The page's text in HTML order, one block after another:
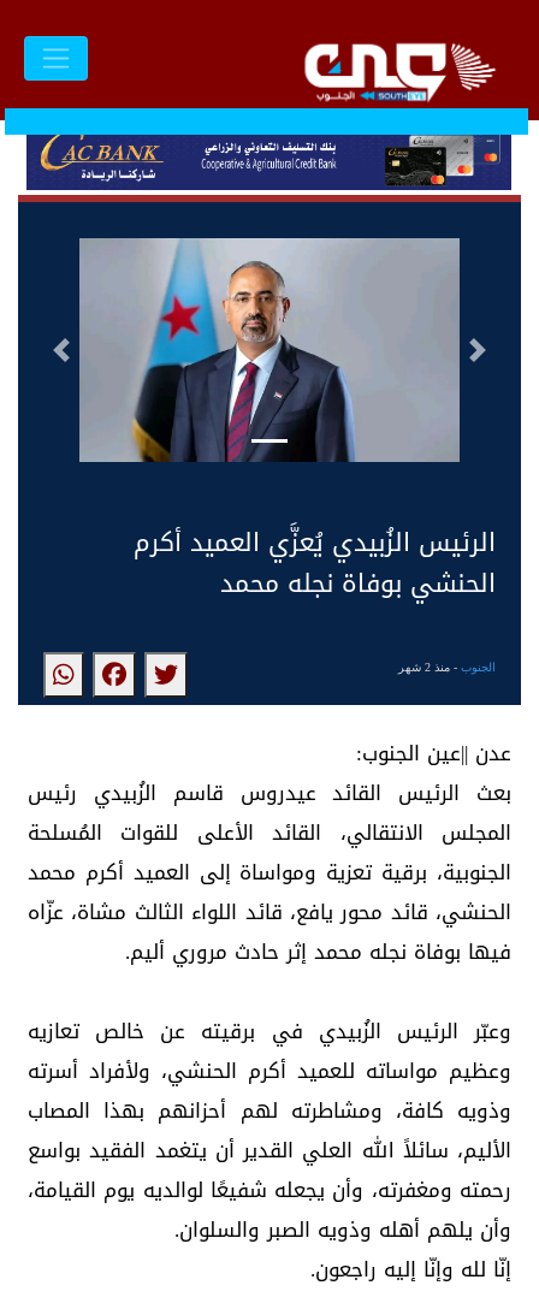
التالى السابق
الرئيس الزُبيدي يُعزَّي العميد أكرم
الحنشي بوفاة نجله محمد
الجنوب- منذ 2 شهر
عدن ||عين الجنوب:
بعث الرئيس القائد عيدروس قاسم الزُبيدي رئيس
المجلس الانتقالي، القائد الأعلى للقوات المُسلحة
الجنوبية، برقية تعزية ومواساة إلى العميد أكرم محمد
الحنشي، قائد محور يافع، قائد اللواء الثالث مشاة، عزّاه
فيها بوفاة نجله محمد إثر حادث مروري أليم.
وعبّر الرئيس الزُبيدي في برقيته عن خالص تعازيه
وعظيم مواساته للعميد أكرم الحنشي، ولأفراد أسرته
وذويه كافة، ومشاطرته لهم أحزانهم بهذا المصاب
الأليم، سائلاً الله العلي القدير أن يتغمد الفقيد بواسع
رحمته ومغفرته، وأن يجعله شفيعًا لوالديه يوم القيامة،
وأن يلهم أهله وذويه الصبر والسلوان.
إنّا لله وإنّا إليه راجعون.